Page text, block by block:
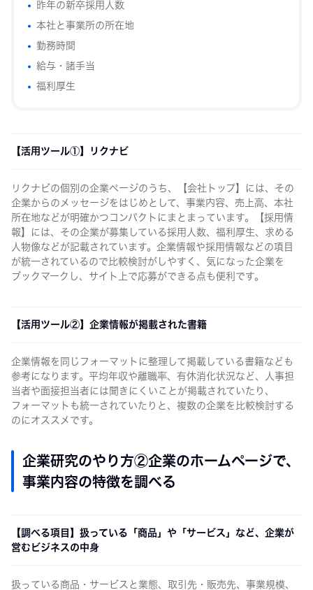
昨年の新卒採用人数
本社と事業所の所在地
勤務時間
給与・諸手当
福利厚生
【活用ツール①】リクナビ
リクナビの個別の企業ページのうち、【会社トップ】には、その
企業からのメッセージをはじめとして、事業内容、売上高、本社
所在地などが明確かつコンパクトにまとまっています。【採用情
報】には、その企業が募集している採用人数、福利厚生、求める
人物像などが記載されています。企業情報や採用情報などの項目
が統一されているので比較検討がしやすく、気になった企業を
ブックマークし、サイト上で応募ができる点も便利です。
【活用ツール②】企業情報が掲載された書籍
企業情報を同じフォーマットに整理して掲載している書籍なども
参考になります。平均年収や離職率、有休消化状況など、人事担
当者や面接担当者には聞きにくいことが掲載されていたり、
フォーマットも統一されていたりと、複数の企業を比較検討する
のにオススメです。
企業研究のやり方②企業のホームページで、
事業内容の特徴を調べる
【調べる項目】扱っている「商品」や「サービス」など、企業が
営むビジネスの中身
扱っている商品・サービスと業態、取引先・販売先、事業規模、